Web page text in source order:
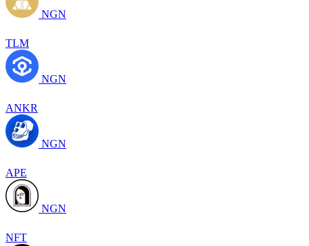
NGN
TLM
NGN
ANKR
NGN
APE
NGN
NFT